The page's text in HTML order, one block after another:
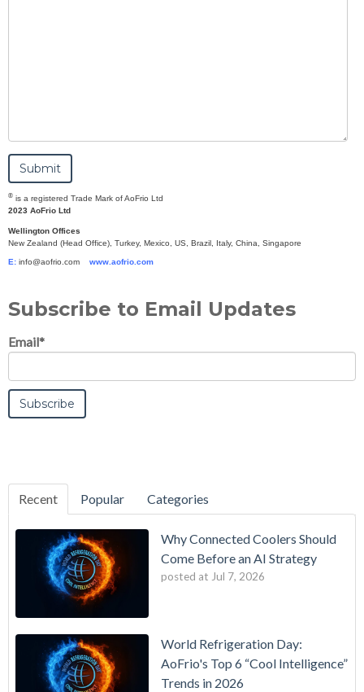
® is a registered Trade Mark of AoFrio Ltd
2023 AoFrio Ltd
Wellington Offices
New Zealand (Head Office), Turkey, Mexico, US, Brazil, Italy, China, Singapore
E: info@aofrio.com www.aofrio.com
Subscribe to Email Updates
Email*
Recent Popular Categories
Why Connected Coolers Should
Come Before an AI Strategy
posted at Jul 7, 2026
World Refrigeration Day:
AoFrio's Top 6 “Cool Intelligence”
Trends in 2026